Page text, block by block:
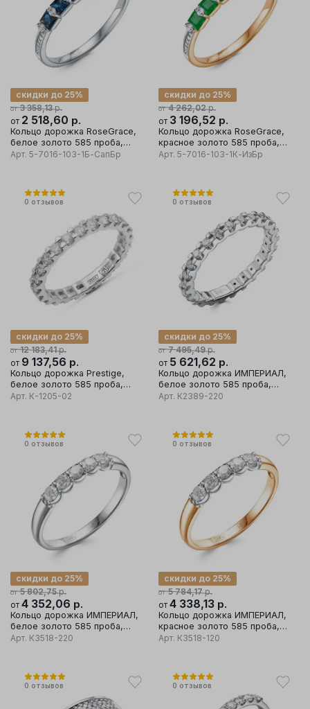
от 3 358,13р.
скидки до 25%
от 2 518,60 р.
Кольцо дорожка RoseGrace,
белое золото 585 проба,
вставка бриллиант/сапфир
Арт. 5-7016-103-1Б-СапБр
от 4 262,02р.
скидки до 25%
от 3 196,52 р.
Кольцо дорожка RoseGrace,
красное золото 585 проба,
вставка бриллиант/изумруд
Арт. 5-7016-103-1К-ИзБр
0 отзывов
от 12 183,41р.
скидки до 25%
от 9 137,56 р.
Кольцо дорожка Prestige,
белое золото 585 проба,
вставка бриллиант
Арт. К-1205-02
0 отзывов
от 7 495,49р.
скидки до 25%
от 5 621,62 р.
Кольцо дорожка ИМПЕРИАЛ,
белое золото 585 проба,
вставка бриллиант
Арт. К2389-220
0 отзывов
от 5 802,75р.
скидки до 25%
от 4 352,06 р.
Кольцо дорожка ИМПЕРИАЛ,
белое золото 585 проба,
вставка бриллиант
Арт. К3518-220
0 отзывов
от 5 784,17р.
скидки до 25%
от 4 338,13 р.
Кольцо дорожка ИМПЕРИАЛ,
красное золото 585 проба,
вставка бриллиант
Арт. К3518-120
0 отзывов 0 отзывов